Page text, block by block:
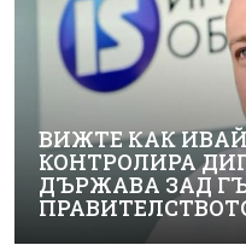
ВИЖТЕ КАК
КОНТРОЛИРА
ДЪРЖАВА ЗАД